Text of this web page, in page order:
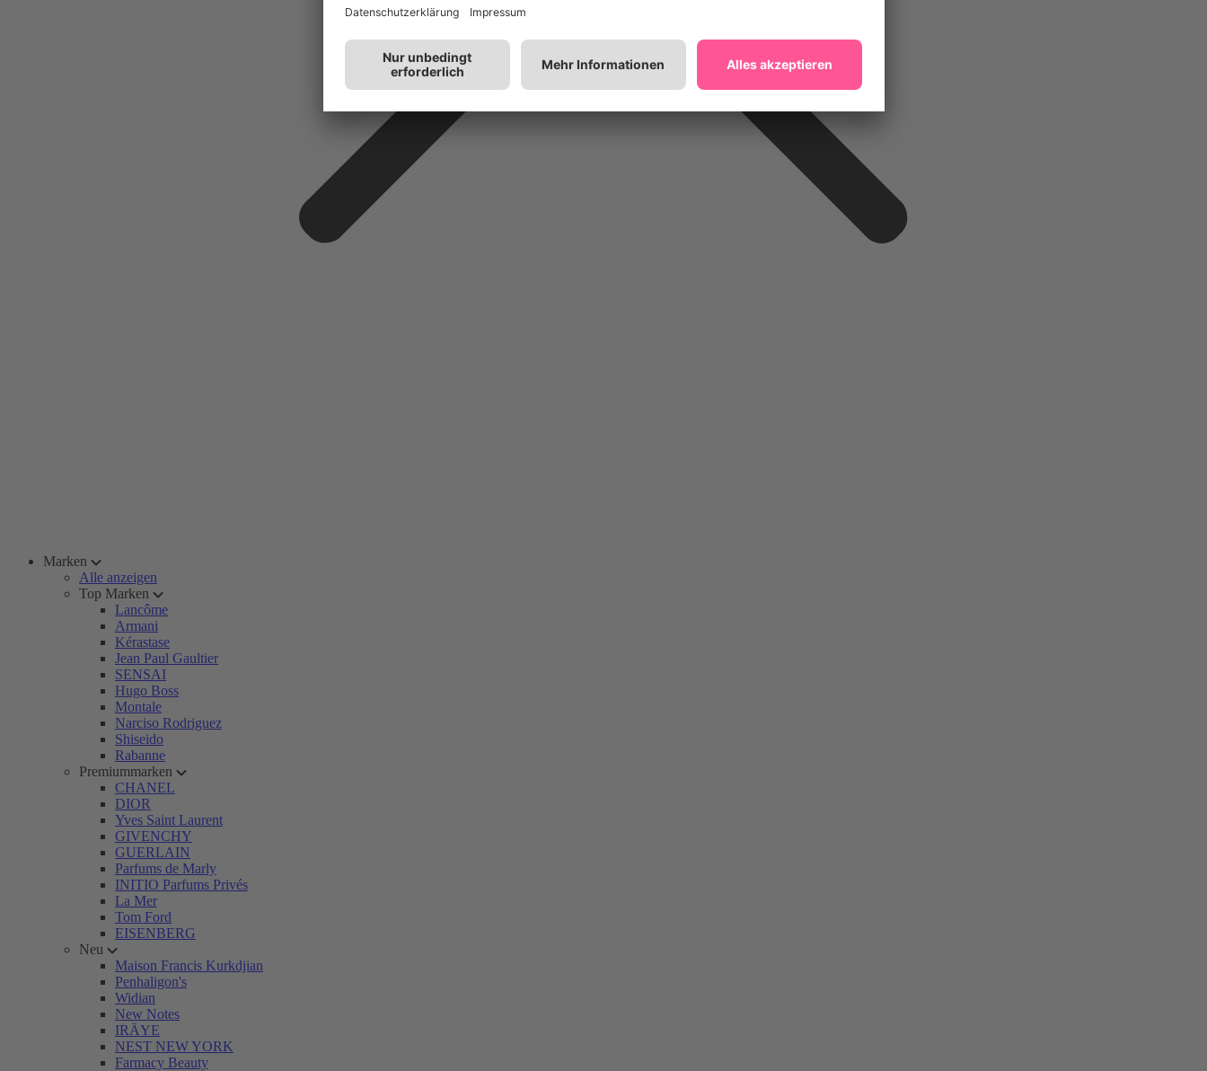
Marken
Alle anzeigen
Top Marken
Lancôme
Armani
Kérastase
Jean Paul Gaultier
SENSAI
Hugo Boss
Montale
Narciso Rodriguez
Shiseido
Rabanne
Premiummarken
CHANEL
DIOR
Yves Saint Laurent
GIVENCHY
GUERLAIN
Parfums de Marly
INITIO Parfums Privés
La Mer
Tom Ford
EISENBERG
Neu
Maison Francis Kurkdjian
Penhaligon's
Widian
New Notes
IRÄYE
NEST NEW YORK
Farmacy Beauty